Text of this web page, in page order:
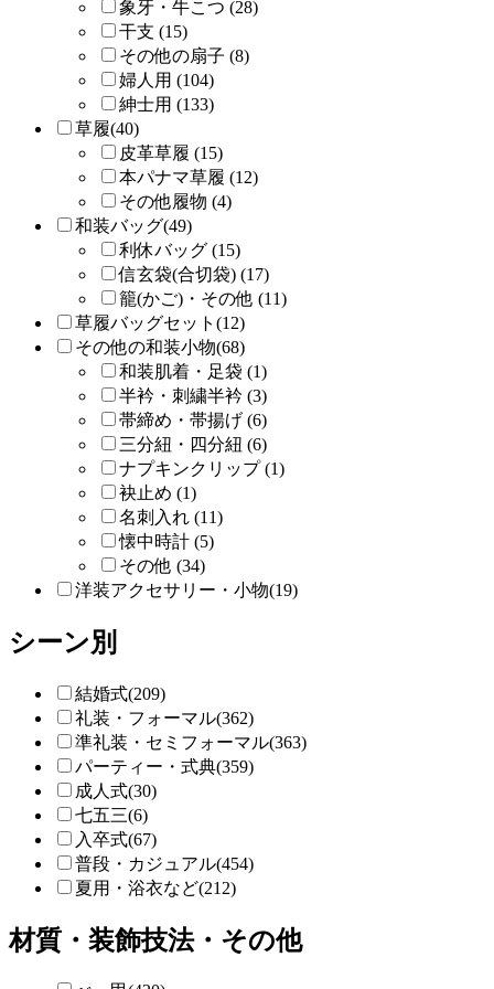
象牙・牛こつ (28)
干支 (15)
その他の扇子 (8)
婦人用 (104)
紳士用 (133)
草履(40)
皮革草履 (15)
本パナマ草履 (12)
その他履物 (4)
和装バッグ(49)
利休バッグ (15)
信玄袋(合切袋) (17)
籠(かご)・その他 (11)
草履バッグセット(12)
その他の和装小物(68)
和装肌着・足袋 (1)
半衿・刺繍半衿 (3)
帯締め・帯揚げ (6)
三分紐・四分紐 (6)
ナプキンクリップ (1)
袂止め (1)
名刺入れ (11)
懐中時計 (5)
その他 (34)
洋装アクセサリー・小物(19)
シーン別
結婚式(209)
礼装・フォーマル(362)
準礼装・セミフォーマル(363)
パーティー・式典(359)
成人式(30)
七五三(6)
入卒式(67)
普段・カジュアル(454)
夏用・浴衣など(212)
材質・装飾技法・その他